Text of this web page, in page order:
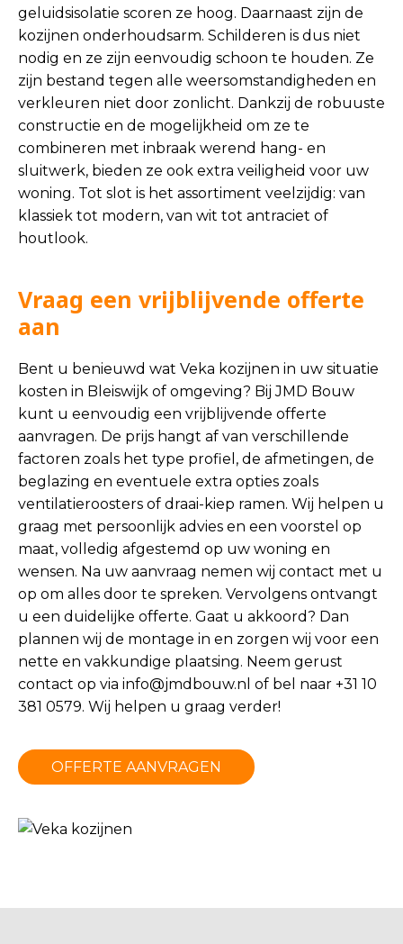
geluidsisolatie scoren ze hoog. Daarnaast zijn de
kozijnen onderhoudsarm. Schilderen is dus niet
nodig en ze zijn eenvoudig schoon te houden. Ze
zijn bestand tegen alle weersomstandigheden en
verkleuren niet door zonlicht. Dankzij de robuuste
constructie en de mogelijkheid om ze te
combineren met inbraak werend hang- en
sluitwerk, bieden ze ook extra veiligheid voor uw
woning. Tot slot is het assortiment veelzijdig: van
klassiek tot modern, van wit tot antraciet of
houtlook.
Vraag een vrijblijvende offerte
aan
Bent u benieuwd wat Veka kozijnen in uw situatie
kosten in Bleiswijk of omgeving? Bij JMD Bouw
kunt u eenvoudig een vrijblijvende offerte
aanvragen. De prijs hangt af van verschillende
factoren zoals het type profiel, de afmetingen, de
beglazing en eventuele extra opties zoals
ventilatieroosters of draai-kiep ramen. Wij helpen u
graag met persoonlijk advies en een voorstel op
maat, volledig afgestemd op uw woning en
wensen. Na uw aanvraag nemen wij contact met u
op om alles door te spreken. Vervolgens ontvangt
u een duidelijke offerte. Gaat u akkoord? Dan
plannen wij de montage in en zorgen wij voor een
nette en vakkundige plaatsing. Neem gerust
contact op via info@jmdbouw.nl of bel naar +31 10
381 0579. Wij helpen u graag verder!
OFFERTE AANVRAGEN